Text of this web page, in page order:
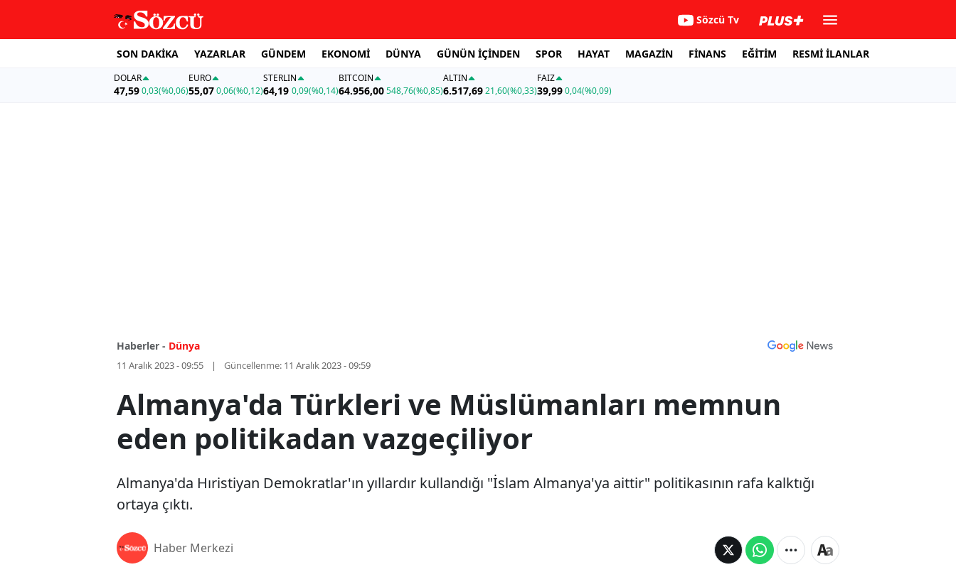
Sözcü Tv
SON DAKİKA YAZARLAR GÜNDEM EKONOMİ DÜNYA GÜNÜN İÇİNDEN SPOR HAYAT MAGAZİN FİNANS EĞİTİM RESMİ İLANLAR
DOLAR
47,590,03(%0,06)
EURO
55,07 0,06(%0,12)
STERLIN
64,19 0,09(%0,14)
BITCOIN
64.956,00548,76(%0,85)
ALTIN
6.517,6921,60(%0,33)
FAİZ
39,990,04(%0,09)
Haberler - Dünya
11 Aralık 2023 - 09:55 Güncellenme: 11 Aralık 2023 - 09:59
Almanya'da Türkleri ve Müslümanları memnun
eden politikadan vazgeçiliyor
Almanya'da Hıristiyan Demokratlar'ın yıllardır kullandığı "İslam Almanya'ya aittir" politikasının rafa kalktığı
ortaya çıktı.
Haber Merkezi